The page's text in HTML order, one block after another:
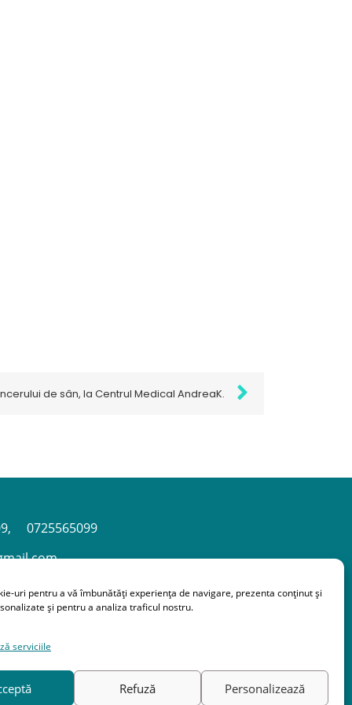
uri pentru a vă îmbunătăți experiența de navigare, prezenta conținut și
și pentru a analiza traficul nostru.
serviciile
Refuză Personalizează
de sân, la Centrul Medical AndreaK.
0725565099
Gherla
uri